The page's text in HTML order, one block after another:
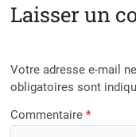
Laisser un
Votre adresse e-mail
obligatoires sont
Commentaire*